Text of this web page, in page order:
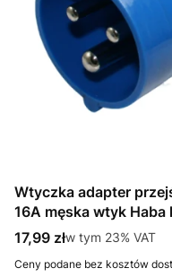
Wtyczka adapter
16A męska wtyk Haba
Cena brutto
17,99 złw tym %s VAT
w tym 23% VAT
Ceny podane bez kosztów